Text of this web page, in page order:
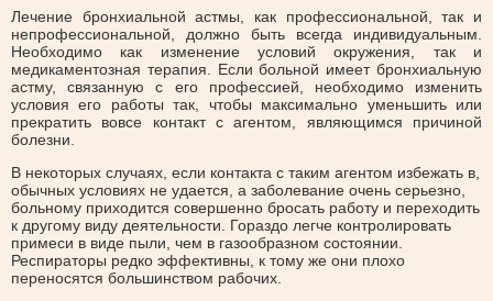
Лечение бронхиальной астмы, как профессиональной, так и
непрофессиональной, должно быть всегда индивидуальным.
Необходимо как изменение условий окружения, так и
медикаментозная терапия. Если больной имеет бронхиальную
астму, связанную с его профессией, необходимо изменить
условия его работы так, чтобы максимально уменьшить или
прекратить вовсе контакт с агентом, являющимся причиной
болезни.
В некоторых случаях, если контакта с таким агентом избежать в,
обычных условиях не удается, а заболевание очень серьезно,
больному приходится совершенно бросать работу и переходить
к другому виду деятельности. Гораздо легче контролировать
примеси в виде пыли, чем в газообразном состоянии.
Респираторы редко эффективны, к тому же они плохо
переносятся большинством рабочих.